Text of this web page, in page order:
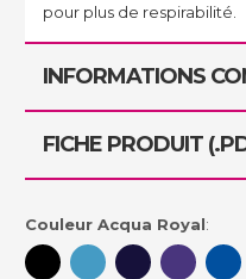
pour plus de respirabilité.
INFORMATIONS
FICHE PRODUIT
Couleur Acqua Royal: